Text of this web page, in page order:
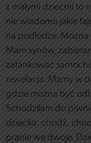
z małymi dziećmi to
nie wiadomo jakie
na podłodze.
Mam synów,
zatankować
rewelacja. Mamy w
gdzie można być
Schodziłam do
dziecka: chodź,
pranie we dwoje.